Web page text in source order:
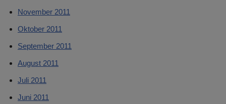
November 2011
Oktober 2011
September 2011
August 2011
Juli 2011
Juni 2011